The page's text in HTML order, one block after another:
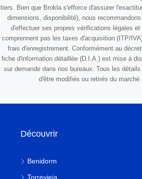
tiers. Bien que Brokla s'efforce d'assurer
dimensions, disponibilité), nous
d'effectuer ses propres vérifications légales
comprennent pas les taxes d'acquisition (ITP/
frais d'enregistrement. Conformément au
fiche d'information détaillée (D.I.A.) est mise à
sur demande dans nos bureaux. Tous les
d'être modifiés ou retirés du marché
Découvrir
Benidorm
Torrevieja